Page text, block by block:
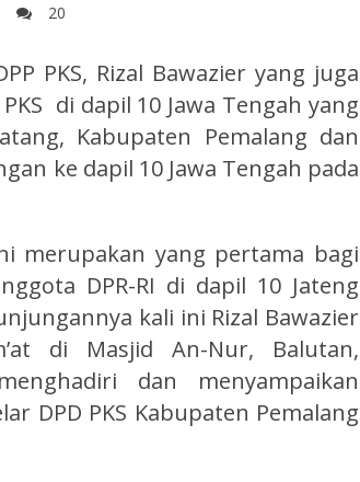
20
PKS, Rizal Bawazier yang juga
di dapil 10 Jawa Tengah yang
Kabupaten Pemalang dan
ke dapil 10 Jawa Tengah pada
merupakan yang pertama bagi
DPR-RI di dapil 10 Jateng
kali ini Rizal Bawazier
di Masjid An-Nur, Balutan,
dan menyampaikan
DPD PKS Kabupaten Pemalang